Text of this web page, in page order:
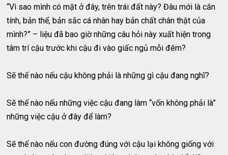
“Vì sao mình có mặt ở đây, trên trái đất này? Đâu mới là căn
tính, bản thể, bản sắc cá nhân hay bản chất chân thật của
mình?” – liệu đã bao giờ những câu hỏi này xuất hiện trong
tâm trí cậu trước khi cậu đi vào giấc ngủ mỗi đêm?
Sẽ thế nào nếu cậu không phải là những gì cậu đang nghĩ?
Sẽ thế nào nếu những việc cậu đang làm “vốn không phải là”
những việc cậu ở đây để làm?
Sẽ thế nào nếu con đường đúng với cậu lại không giống với